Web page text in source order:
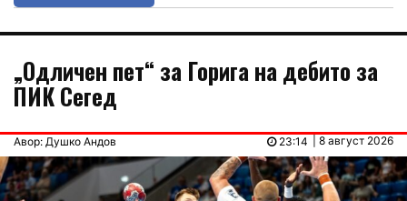
„Одличен пет“ за Горига на дебито за
ПИК Сегед
Авор: Душко Андов | 8 август 2026
23:14